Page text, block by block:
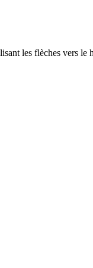
les flèches vers le